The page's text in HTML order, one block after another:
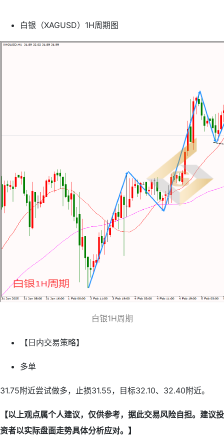
白银（XAGUSD）1H周期图
白银1H周期
【日内交易策略】
多单
31.75附近尝试做多，止损31.55，目标32.10、32.40附近。
【以上观点属个人建议，仅供参考，据此交易风险自担。建议投
资者以实际盘面走势具体分析应对。】